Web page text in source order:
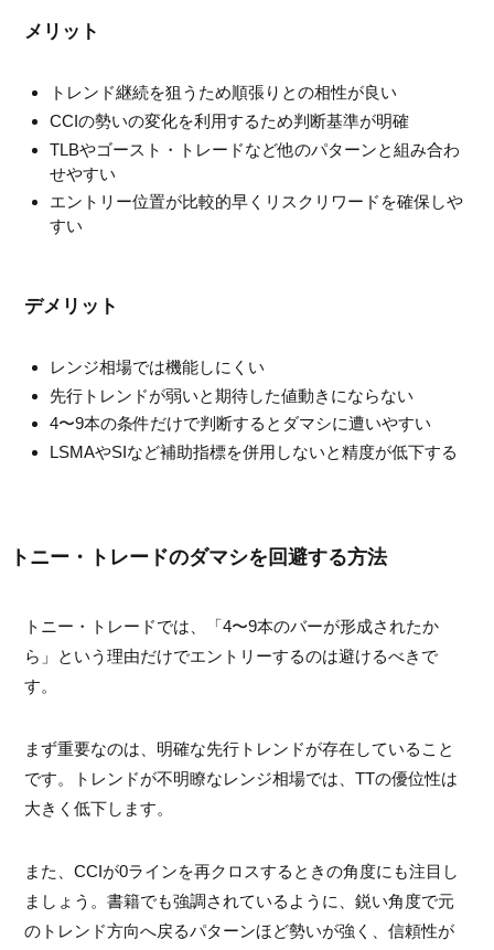
メリット
トレンド継続を狙うため順張りとの相性が良い
CCIの勢いの変化を利用するため判断基準が明確
TLBやゴースト・トレードなど他のパターンと組み合わ
せやすい
エントリー位置が比較的早くリスクリワードを確保しや
すい
デメリット
レンジ相場では機能しにくい
先行トレンドが弱いと期待した値動きにならない
4〜9本の条件だけで判断するとダマシに遭いやすい
LSMAやSIなど補助指標を併用しないと精度が低下する
トニー・トレードのダマシを回避する方法
トニー・トレードでは、「4〜9本のバーが形成されたか
ら」という理由だけでエントリーするのは避けるべきで
す。
まず重要なのは、明確な先行トレンドが存在していること
です。トレンドが不明瞭なレンジ相場では、TTの優位性は
大きく低下します。
また、CCIが0ラインを再クロスするときの角度にも注目し
ましょう。書籍でも強調されているように、鋭い角度で元
のトレンド方向へ戻るパターンほど勢いが強く、信頼性が